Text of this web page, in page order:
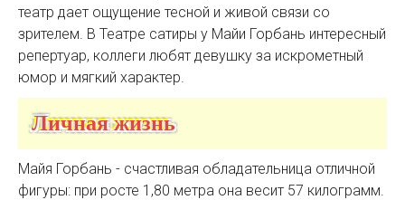
театр дает ощущение тесной и живой связи со
зрителем. В Театре сатиры у Майи Горбань интересный
репертуар, коллеги любят девушку за искрометный
юмор и мягкий характер.
Личная жизнь
Майя Горбань - счастливая обладательница отличной
фигуры: при росте 1,80 метра она весит 57 килограмм.